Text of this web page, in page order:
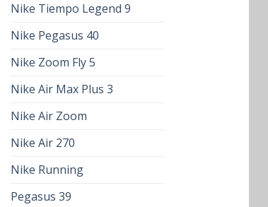
Nike Tiempo Legend 9
Nike Pegasus 40
Nike Zoom Fly 5
Nike Air Max Plus 3
Nike Air Zoom
Nike Air 270
Nike Running
Pegasus 39